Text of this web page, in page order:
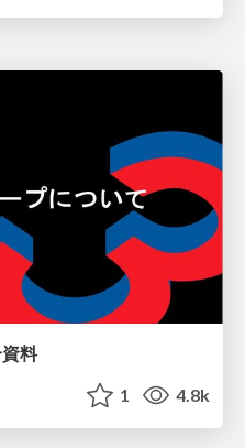
料
1 4.8k